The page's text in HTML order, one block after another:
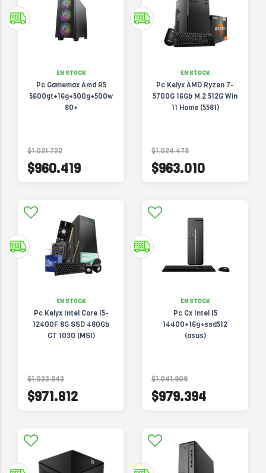
EN STOCK
Pc Gamemax Amd R5
5600gt+16g+500g+500w
80+
$1.021.722
$960.419
EN STOCK
Pc Kelyx AMD Ryzen 7-
5700G 16Gb M.2 512G Win
11 Home (5581)
$1.024.479
$963.010
EN STOCK
Pc Kelyx Intel Core I5-
12400F 8G SSD 480Gb
GT 1030 (MSI)
$1.033.843
$971.812
EN STOCK
Pc Cx Intel I5
14400+16g+ssd512
(asus)
$1.041.909
$979.394